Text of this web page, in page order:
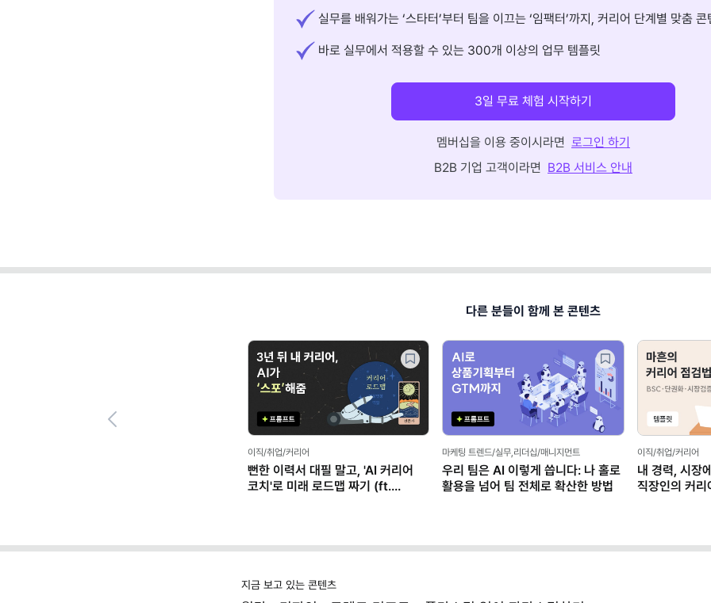
실무를 배워가는 ‘스타터’부터 팀을 이끄는 ‘임팩터’까지, 커리어 단계별 맞춤 콘
바로 실무에서 적용할 수 있는 300개 이상의 업무 템플릿
3일 무료 체험 시작하기
멤버십을 이용 중이시라면 로그인 하기
B2B 기업 고객이라면 B2B 서비스 안내
다른 분들이 함께 본 콘텐츠
이직/취업/커리어
뻔한 이력서 대필 말고, 'AI 커리어
코치'로 미래 로드맵 짜기 (ft.
마케팅 트렌드/실무,리더십/매니지먼트
우리 팀은 AI 이렇게 씁니다: 나 홀로
활용을 넘어 팀 전체로 확산한 방법
이직/취업/커리어
내 경력, 시장
직장인의 커리
지금 보고 있는 콘텐츠